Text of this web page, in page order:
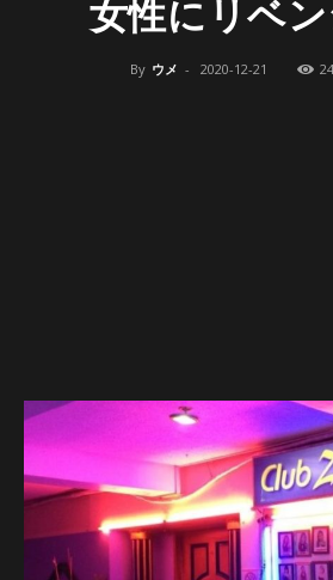
女性にリベン
By ウメ - 2020-12-21